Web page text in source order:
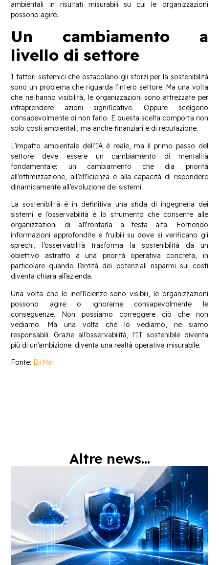
ambientali in risultati misurabili su cui le organizzazioni
possono agire.
Un cambiamento a
livello di settore
I fattori sistemici che ostacolano gli sforzi per la sostenibilità
sono un problema che riguarda l’intero settore. Ma una volta
che ne hanno visibilità, le organizzazioni sono attrezzate per
intraprendere azioni significative. Oppure scelgono
consapevolmente di non farlo. E questa scelta comporta non
solo costi ambientali, ma anche finanziari e di reputazione.
L’impatto ambientale dell’IA è reale, ma il primo passo del
settore deve essere un cambiamento di mentalità
fondamentale: un cambiamento che dia priorità
all’ottimizzazione, all’efficienza e alla capacità di rispondere
dinamicamente all’evoluzione dei sistemi.
La sostenibilità è in definitiva una sfida di ingegneria dei
sistemi e l’osservabilità è lo strumento che consente alle
organizzazioni di affrontarla a testa alta. Fornendo
informazioni approfondite e fruibili su dove si verificano gli
sprechi, l’osservabilità trasforma la sostenibilità da un
obiettivo astratto a una priorità operativa concreta, in
particolare quando l’entità dei potenziali risparmi sui costi
diventa chiara all’azienda.
Una volta che le inefficienze sono visibili, le organizzazioni
possono agire o ignorarne consapevolmente le
conseguenze. Non possiamo correggere ciò che non
vediamo. Ma una volta che lo vediamo, ne siamo
responsabili. Grazie all’osservabilità, l’IT sostenibile diventa
più di un’ambizione: diventa una realtà operativa misurabile.
Fonte: BitMat
Altre news...